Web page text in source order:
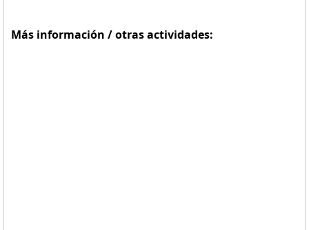
Más información / otras actividades: